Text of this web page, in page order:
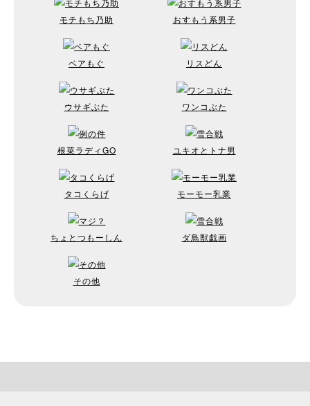
モチもち乃助 おすもう系男子
ベアもぐ リスどん
ウサギぶた ワンコぶた
根菜ラディGO ユキオとトナ男
タコくらげ モーモー乳業
ちょとつもーしん ダ鳥獣戯画
その他